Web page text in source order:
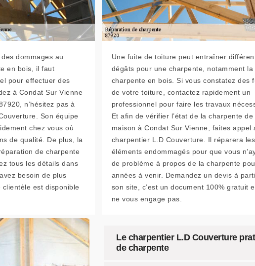
dommages au
en bois, il faut
pour effectuer des
à Condat Sur Vienne
n’hésitez pas à
Son équipe
chez vous où
de qualité. De plus, la
de charpente
tous les détails dans
besoin de plus
clientèle est disponible
Une fuite de toiture peut entraîner
dégâts pour une charpente, notamment la
charpente en bois. Si vous constatez des
de votre toiture, contactez rapidement un
professionnel pour faire les travaux
Et afin de vérifier l’état de la charpente de
maison à Condat Sur Vienne, faites appel
charpentier L.D Couverture. Il réparera les
éléments endommagés pour que vous
de problème à propos de la charpente
années à venir. Demandez un devis à
son site, c’est un document 100% gratuit
ne vous engage pas.
Le charpentier L.D Couverture
de charpente